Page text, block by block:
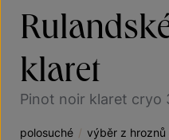
klaret
Pinot noir klaret cryo
polosuché / výběr z hroznů